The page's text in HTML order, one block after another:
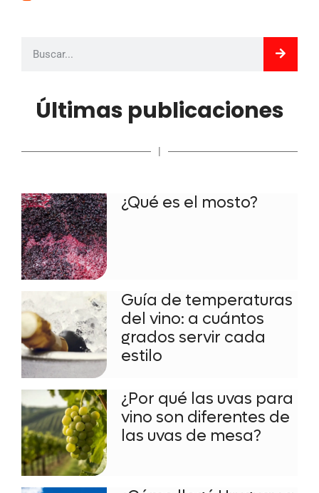
Últimas publicaciones
|
¿Qué es el mosto?
Guía de temperaturas
del vino: a cuántos
grados servir cada
estilo
¿Por qué las uvas para
vino son diferentes de
las uvas de mesa?